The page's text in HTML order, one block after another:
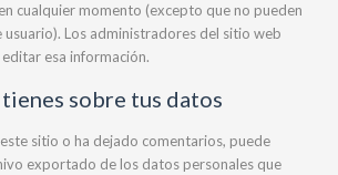
cualquier momento (excepto que no pueden
usuario). Los administradores del sitio web
esa información.
sobre tus datos
sitio o ha dejado comentarios, puede
exportado de los datos personales que